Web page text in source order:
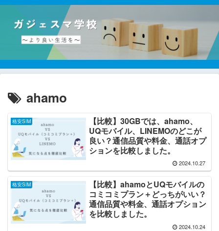
ahamo
格安SIM
【比較】30GBでは、ahamo、
UQモバイル、LINEMOのどこが
良い？通信品質や料金、通話オプ
ションを比較しました。
2024.10.27
格安SIM
【比較】ahamoとUQモバイルの
コミコミプラン＋どっちがいい？
通信品質や料金、通話オプション
を比較しました。
2024.10.24